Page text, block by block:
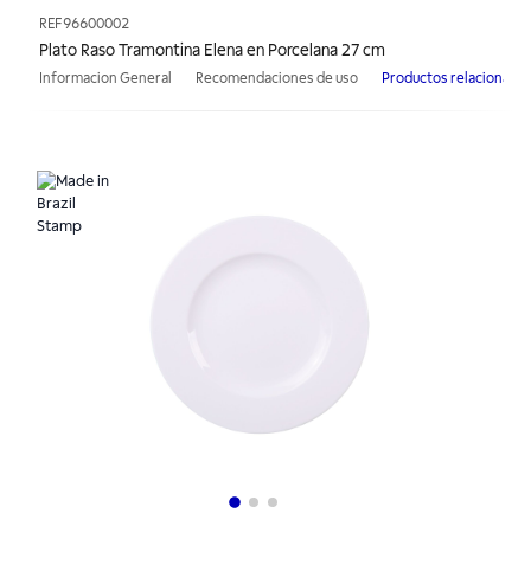
REF96600002
Plato Raso Tramontina Elena en Porcelana 27 cm
Informacion General Recomendaciones de uso Productos